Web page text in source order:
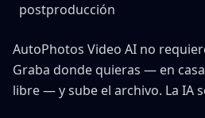
postproducción
AutoPhotos Video AI no
Graba donde quieras — en
libre — y sube el archivo. La IA